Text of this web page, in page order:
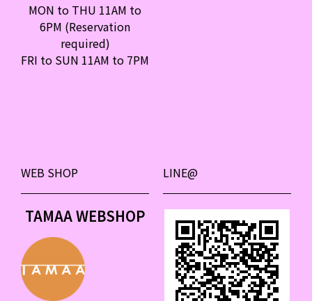
MON to THU 11AM to
6PM (Reservation
required)
FRI to SUN 11AM to 7PM
WEB SHOP
TAMAA WEBSHOP
LINE@